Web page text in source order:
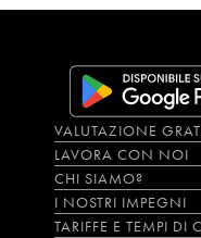
VALUTAZIONE
LAVORA CON NOI
CHI SIAMO?
I NOSTRI IMPEGNI
TARIFFE E TEMPI DI